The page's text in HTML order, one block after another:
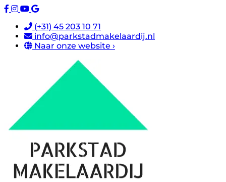
(+31) 45 203 10 71
info@parkstadmakelaardij.nl
Naar onze website ›